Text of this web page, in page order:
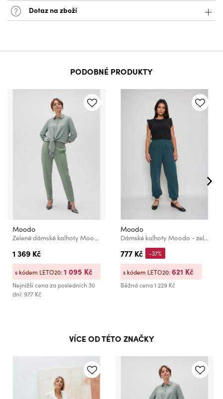
Dotaz na zboží
PODOBNÉ PRODUKTY
Moodo
Zelené dámské kalhoty Moodo
1 369 Kč
Nejnižší cena za posledních 30
dní: 977 Kč
s kódem LETO20:1 095 Kč
Moodo
Dámské kalhoty Moodo - zelené
777 Kč
Běžná cena1 229 Kč
-37%
s kódem LETO20:621 Kč
VÍCE OD TÉTO ZNAČKY